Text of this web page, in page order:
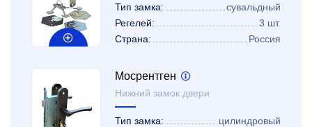
Тип замка:
сувальдный
Регелей:
3 шт.
Страна:
Россия
Мосрентген
Нижний замок двери
Тип замка:
цилиндровый